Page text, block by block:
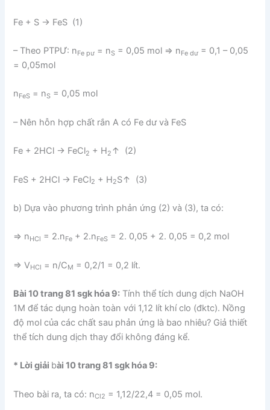
Fe + S → FeS (1)
– Theo PTPƯ: nFe pư = nS = 0,05 mol ⇒ nFe dư = 0,1 – 0,05
= 0,05mol
nFeS = nS = 0,05 mol
– Nên hỗn hợp chất rắn A có Fe dư và FeS
Fe + 2HCl → FeCl2 + H2 ↑ (2)
FeS + 2HCl → FeCl2 + H2S↑ (3)
b) Dựa vào phương trình phản ứng (2) và (3), ta có:
⇒ nHCl = 2.nFe + 2.nFeS = 2. 0,05 + 2. 0,05 = 0,2 mol
⇒ VHCl = n/CM = 0,2/1 = 0,2 lít.
Bài 10 trang 81 sgk hóa 9: Tính thể tích dung dịch NaOH
1M để tác dụng hoàn toàn với 1,12 lít khí clo (đktc). Nồng
độ mol của các chất sau phản ứng là bao nhiêu? Giả thiết
thể tích dung dịch thay đổi không đáng kể.
* Lời giải bài 10 trang 81 sgk hóa 9:
Theo bài ra, ta có: nCl2 = 1,12/22,4 = 0,05 mol.